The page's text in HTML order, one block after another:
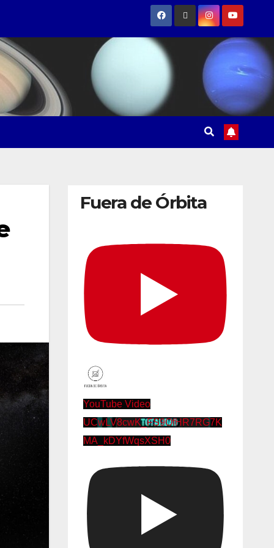
Fuera de Órbita
YouTube Video
UCwLV8cwK_FS9OfHR7RG7K
MA_kDYfWqsXSH0